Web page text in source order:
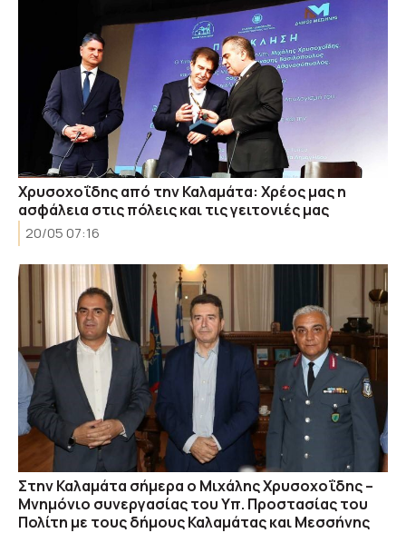
Χρυσοχοΐδης από την Καλαμάτα: Χρέος μας η
ασφάλεια στις πόλεις και τις γειτονιές μας
20/05 07:16
Στην Καλαμάτα σήμερα ο Μιχάλης Χρυσοχοΐδης –
Μνημόνιο συνεργασίας του Υπ. Προστασίας του
Πολίτη με τους δήμους Καλαμάτας και Μεσσήνης